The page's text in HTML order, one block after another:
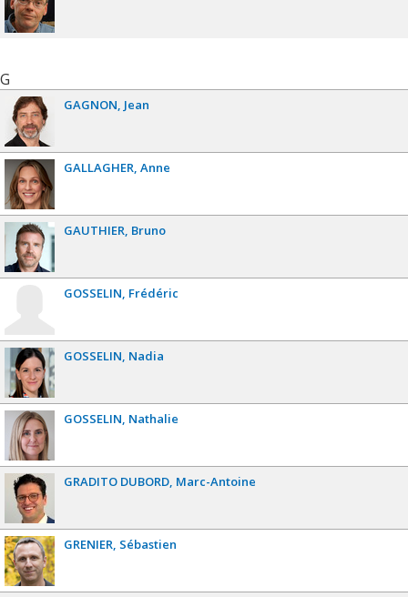
G
GAGNON Jean
GALLAGHER Anne
GAUTHIER Bruno
GOSSELIN Frédéric
GOSSELIN Nadia
GOSSELIN Nathalie
GRADITO DUBORD Marc-Antoine
GRENIER Sébastien